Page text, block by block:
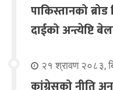
पाकिस्तानको
दाईको अन्त्येष्टि
२१ श्रावण २०८३,